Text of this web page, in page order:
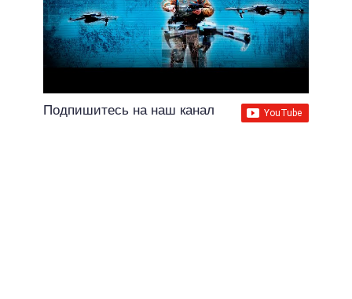
Подпишитесь на наш канал